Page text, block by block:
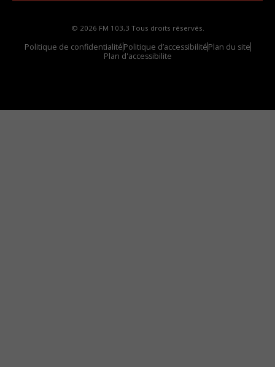
© 2026 FM 103,3 Tous droits réservés.
Politique de confidentialitéPolitique d’accessibilitéPlan du site
Plan d'accessibilite